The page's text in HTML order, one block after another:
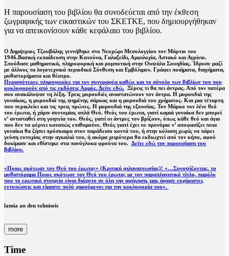
Η παρουσίαση του βιβλίου θα συνοδεύεται από την έκθεση
ζωγραφικής των εικαστικών του ΣΚΕΤΚΕ, που δημιουργήθηκαν
για να απεικονίσουν κάθε κεφάλαιο του βιβλίου.
Ο Δημήτριος Τζουβάλης γεννήθηκε στο Νεοχώρι Μεσολογγίου τον Μάρτιο του
1946.Βασική εκπαίδευση στην Κατούνα, Γαλαξείδι, Αμφιλοχία, Αστακό και Αγρίνιο.
Σπούδασε μαθηματικά, πληροφορική και ρομποτική στην Ουψάλα Σουηδίας. Ίδρυσε μαζί
με άλλους τα λογοτεχνικά περιοδικά Σύνθεση και Εμβόλιμον. Γράφει ποιήματα, διηγήματα,
μυθιστορήματα και θέατρο.
Περισσότερες πληροφορίες για τον συγγραφέα καθώς και το σύνολο των βιβλίων του που
κυκλοφορούν από τις εκδόσεις Αρμός. Δείτε εδώ. Ξέρεις τι θα πει άντρας. Από τον πατέρα
σου ανακάλυψαν τη λέξη. Τρεις μυρουδιές αναστατώνουν τον άντρα. Η μυρουδιά της
γυναίκας, η μυρουδιά της ψημένης σάρκας και η μυρουδιά του χρήματος. Και μια τέταρτη
που περικλείει και τις τρεις πρώτες. Η μυρουδιά της εξουσίας. Τον Μάρκο τον λένε θεό
του έρωτα, ή χάριν συντομίας απλά Θεό. Θεός του έρωτα, γιατί καμιά γυναίκα δεν μπορεί
ν’ αντισταθεί στη γοητεία του. Θεός, γιατί οι άντρες τον βρίζουν, όπως κάθε θεό και άγιο
που δεν τα φέρνει καταπώς επιθυμούνε. Θεός γιατί έχει το προνόμιο ν’ αποφασίζει ποια
γυναίκα θα ζήσει πρόσκαιρα στον παράδεισο κοντά του, ή στην κόλαση χωρίς να πάρει
γεύση ευτυχίας στην αγκαλιά του, ή ακόμα χειρότερα θα εκδιωχτεί από τον κήπο, αφού
δοκίμασε και εθίστηκε στα πανύγλυκα φρούτα του. Δείτε εδώ την παρουσίαση του
βιβλίου.
«Ποιος σκότωσε τον Θεό του έρωτα;» (Κριτική φιλαναγνωσίας)! «…Συνοψίζοντας, το
μυθιστόρημα Ποιος σκότωσε τον Θεό του έρωτα; με τον παραπλανητικό τίτλο, παρόλο
που το ερωτικό στοιχείο είναι διάχυτο σε όλη την αφήγηση, μας άφησε ευχάριστες
εντυπώσεις και είμαστε πολύ χαρούμενοι για την κυκλοφορία του».
lamia an den tolmiseis
more
Time